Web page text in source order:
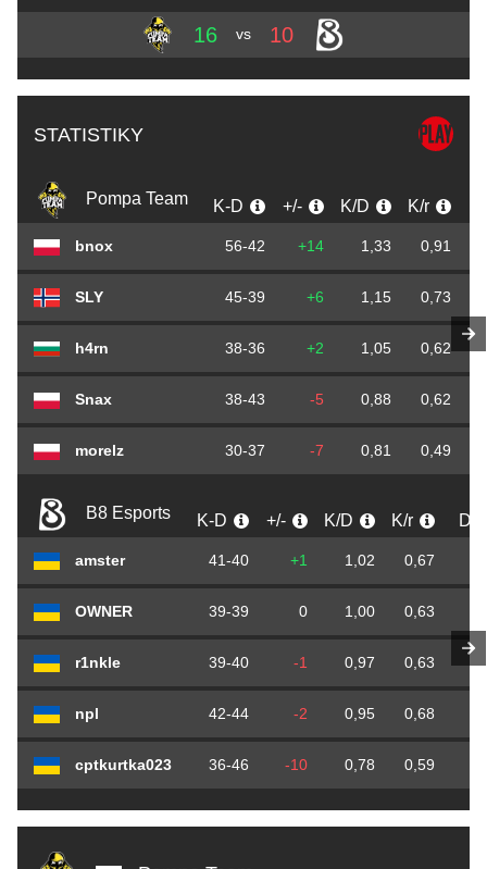
16 vs 10
STATISTIKY
Pompa Team K-D +/- K/D K/r
bnox 56-42 +14 1,33 0,91
SLY 45-39 +6 1,15 0,73
h4rn 38-36 +2 1,05 0,62
Snax 38-43 -5 0,88 0,62
morelz 30-37 -7 0,81 0,49
B8 Esports K-D +/- K/D K/r D/r
amster 41-40 +1 1,02 0,67
OWNER 39-39 0 1,00 0,63
r1nkle 39-40 -1 0,97 0,63
npl 42-44 -2 0,95 0,68
cptkurtka023 36-46 -10 0,78 0,59